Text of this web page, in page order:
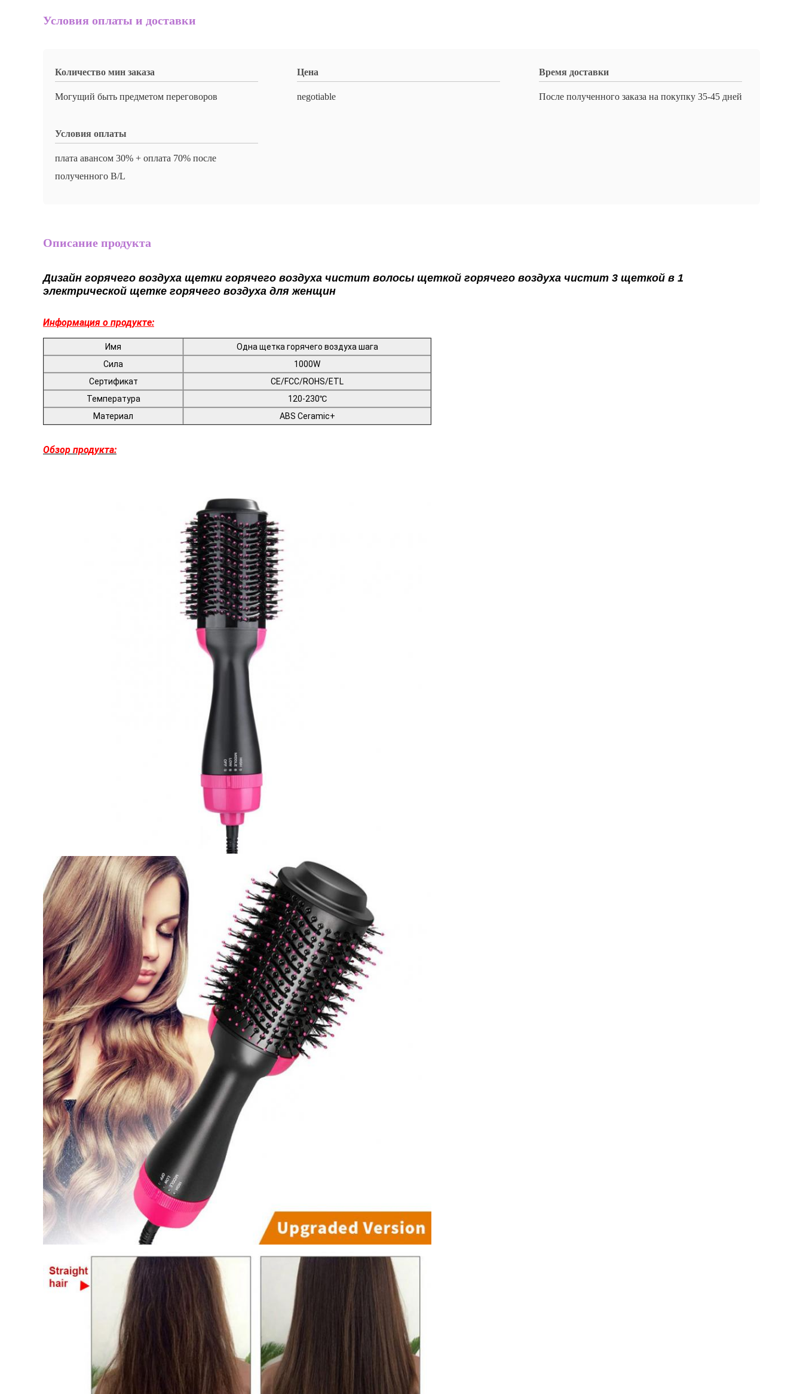
Условия оплаты и доставки
Количество мин заказа
Могущий быть предметом переговоров
Цена
negotiable
Время доставки
После полученного заказа на покупку 35-45 дней
Условия оплаты
плата авансом 30% + оплата 70% после
полученного B/L
Описание продукта
Дизайн горячего воздуха щетки горячего воздуха чистит волосы щеткой горячего воздуха чистит 3 щеткой в 1
электрической щетке горячего воздуха для женщин
Информация о продукте:
Имя
Одна щетка горячего воздуха шага
Сила
1000W
Сертификат
CE/FCC/ROHS/ETL
Температура
120-230℃
Материал
ABS Ceramic+
Обзор продукта: